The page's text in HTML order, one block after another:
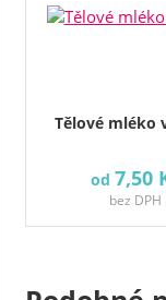
Tělové mléko
od 7,50
bez DPH